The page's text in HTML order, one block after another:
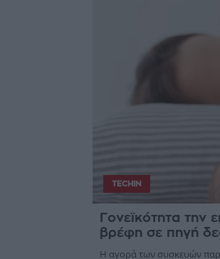
TECHIN
Γονεϊκότητα την
βρέφη σε πηγή
Η αγορά των συσκευών